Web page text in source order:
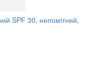
SPF 30, непомітний,